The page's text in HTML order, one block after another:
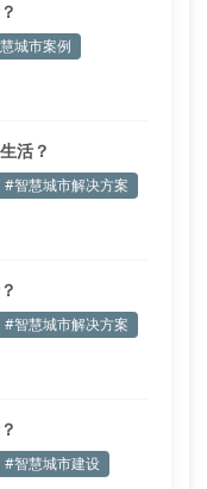
城市案例
活？
#智慧城市解决方案
#智慧城市解决方案
#智慧城市建设